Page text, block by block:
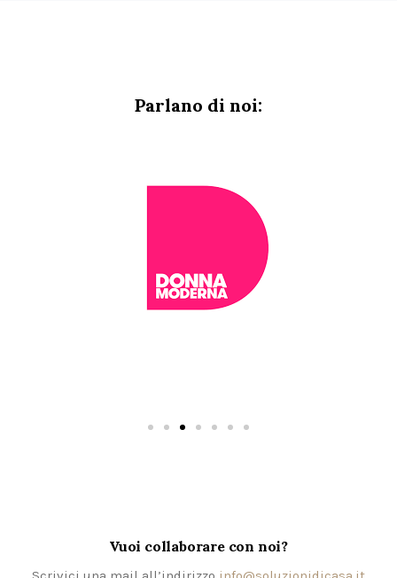
Parlano di noi:
Vuoi collaborare con noi?